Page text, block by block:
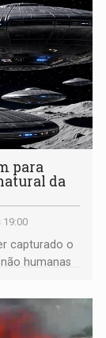
para
da
19:00
capturado o
humanas